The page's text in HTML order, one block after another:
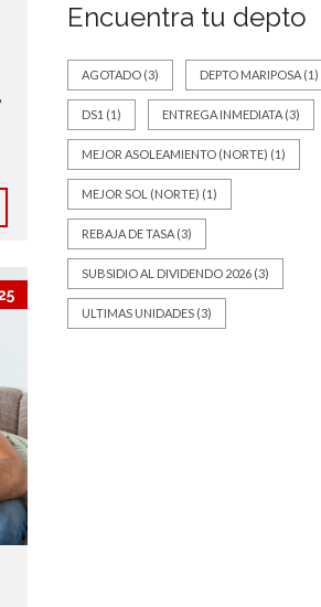
Encuentra tu depto
AGOTADO (3) DEPTO MARIPOSA (1)
DS1 (1) ENTREGA INMEDIATA (3)
MEJOR ASOLEAMIENTO (NORTE) (1)
MEJOR SOL (NORTE) (1)
REBAJA DE TASA (3)
SUBSIDIO AL DIVIDENDO 2026 (3)
ULTIMAS UNIDADES (3)